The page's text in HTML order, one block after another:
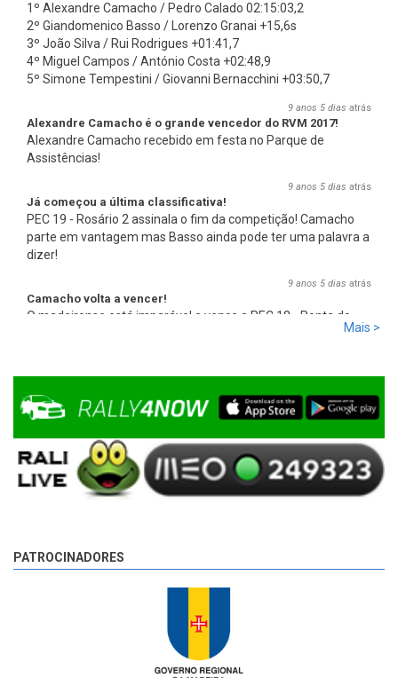
1º Alexandre Camacho / Pedro Calado 02:15:03,2
2º Giandomenico Basso / Lorenzo Granai +15,6s
3º João Silva / Rui Rodrigues +01:41,7
4º Miguel Campos / António Costa +02:48,9
5º Simone Tempestini / Giovanni Bernacchini +03:50,7
9 anos 5 dias atrás
Alexandre Camacho é o grande vencedor do RVM 2017!
Alexandre Camacho recebido em festa no Parque de
Assistências!
9 anos 5 dias atrás
Já começou a última classificativa!
PEC 19 - Rosário 2 assinala o fim da competição! Camacho
parte em vantagem mas Basso ainda pode ter uma palavra a
dizer!
9 anos 5 dias atrás
Camacho volta a vencer!
O madeirense está imparável e vence a PEC 18 - Ponta do
Pargo 2, com 00:08:08,0, mais 2,7s que Basso e mais 17,8sMais >
PATROCINADORES